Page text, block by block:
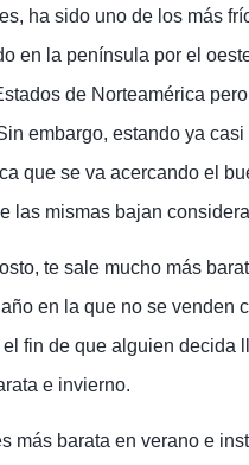
ha sido uno de los más
en la península por el
de Norteamérica
embargo, estando ya
que se va acercando el
las mismas bajan
te sale mucho más
en la que no se venden
fin de que alguien decida
e invierno.
más barata en verano e